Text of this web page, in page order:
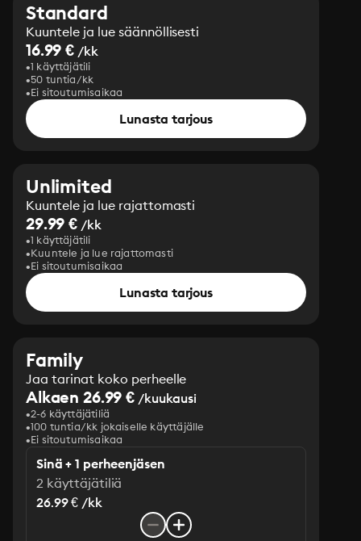
Standard
Kuuntele ja lue säännöllisesti
16.99 € /kk
1 käyttäjätili
50 tuntia/kk
Ei sitoutumisaikaa
Lunasta tarjous
Unlimited
Kuuntele ja lue rajattomasti
29.99 € /kk
1 käyttäjätili
Kuuntele ja lue rajattomasti
Ei sitoutumisaikaa
Lunasta tarjous
Family
Jaa tarinat koko perheelle
Alkaen 26.99 € /kuukausi
2-6 käyttäjätiliä
100 tuntia/kk jokaiselle käyttäjälle
Ei sitoutumisaikaa
Sinä + 1 perheenjäsen
2 käyttäjätiliä
26.99 € /kk